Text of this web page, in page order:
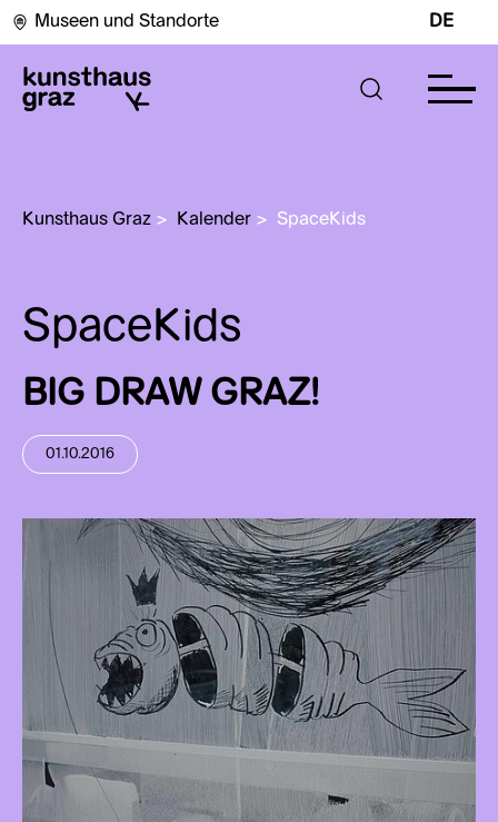
Museen und Standorte DE
Kunsthaus Graz > Kalender > SpaceKids
SpaceKids
BIG DRAW GRAZ!
01.10.2016